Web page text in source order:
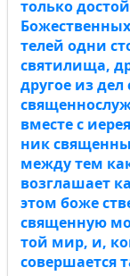
только
телей одни
святилища,
другое из
вместе с
ник
между тем
возглашает
этом боже
священную
той мир, и,
совершается